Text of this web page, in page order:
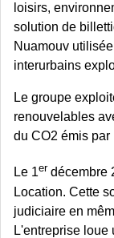
loisirs,
solution de
Nuamouv
interurbains
Le groupe
renouvelables
du CO2 émis par
Le 1er décembre
Location. Cette
judiciaire en
L'entreprise loue